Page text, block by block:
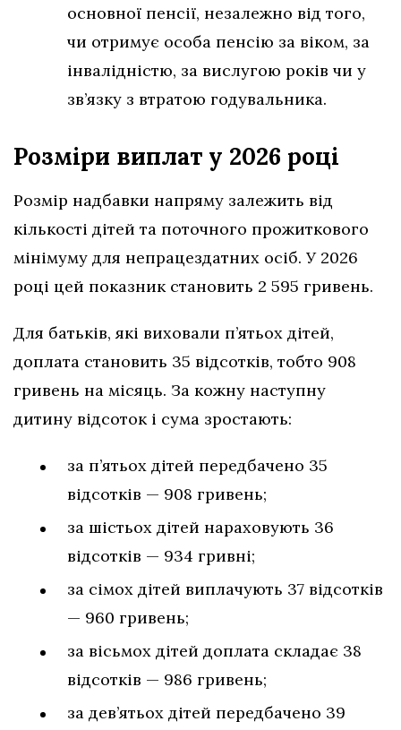
основної пенсії, незалежно від того,
чи отримує особа пенсію за віком, за
інвалідністю, за вислугою років чи у
зв’язку з втратою годувальника.
Розміри виплат у 2026 році
Розмір надбавки напряму залежить від
кількості дітей та поточного прожиткового
мінімуму для непрацездатних осіб. У 2026
році цей показник становить 2 595 гривень.
Для батьків, які виховали п’ятьох дітей,
доплата становить 35 відсотків, тобто 908
гривень на місяць. За кожну наступну
дитину відсоток і сума зростають:
за п’ятьох дітей передбачено 35
відсотків — 908 гривень;
за шістьох дітей нараховують 36
відсотків — 934 гривні;
за сімох дітей виплачують 37 відсотків
— 960 гривень;
за вісьмох дітей доплата складає 38
відсотків — 986 гривень;
за дев’ятьох дітей передбачено 39